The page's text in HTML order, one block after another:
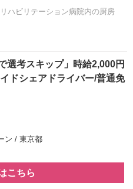
ハビリテーション病院内の厨房
選考スキップ」時給2,000円
ドシェアドライバー/普通免
ン / 東京都
こちら